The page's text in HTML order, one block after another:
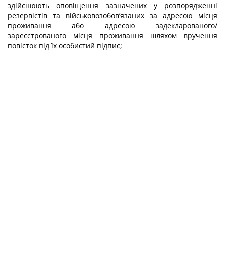
здійснюють оповіщення зазначених у розпорядженні
резервістів та військовозобов’язаних за адресою місця
проживання або адресою задекларованого/
зареєстрованого місця проживання шляхом вручення
повісток під їх особистий підпис;